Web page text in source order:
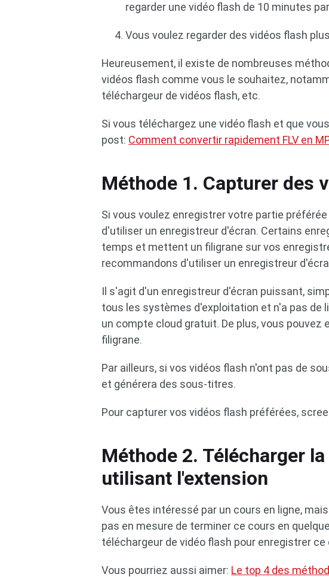
regarder une vidéo flash de 10 minutes
Vous voulez regarder des vidéos flash
Heureusement, il existe de nombreuses
vidéos flash comme vous le souhaitez,
téléchargeur de vidéos flash, etc.
Si vous téléchargez une vidéo flash et que
post: Comment convertir rapidement FLV en
Méthode 1. Capturer des
Si vous voulez enregistrer votre partie
d'utiliser un enregistreur d'écran. Certains
temps et mettent un filigrane sur vos
recommandons d'utiliser un enregistreur
Il s'agit d'un enregistreur d'écran puissant,
tous les systèmes d'exploitation et n'a pas de
un compte cloud gratuit. De plus, vous
filigrane.
Par ailleurs, si vos vidéos flash n'ont pas de
et générera des sous-titres.
Pour capturer vos vidéos flash préférées,
Méthode 2. Télécharger
utilisant l'extension
Vous êtes intéressé par un cours en ligne,
pas en mesure de terminer ce cours en
téléchargeur de vidéo flash pour enregistrer
Vous pourriez aussi aimer: Le top 4 des